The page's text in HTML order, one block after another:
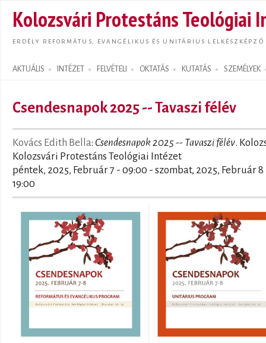
Kolozsvári Protestáns Teológiai
ERDÉLY REFORMÁTUS, EVANGÉLIKUS ÉS UNITÁRIUS LELKÉSZKÉPZŐ
AKTUÁLIS INTÉZET FELVÉTELI OKTATÁS KUTATÁS SZEMÉLYEK
Search form
Csendesnapok 2025 -- Tavaszi félév
Kovács Edith Bella: Csendesnapok 2025 -- Tavaszi félév.
Kolozsvári Protestáns Teológiai Intézet
péntek, 2025, Február 7 - 09:00 - szombat, 2025, Február 8
19:00